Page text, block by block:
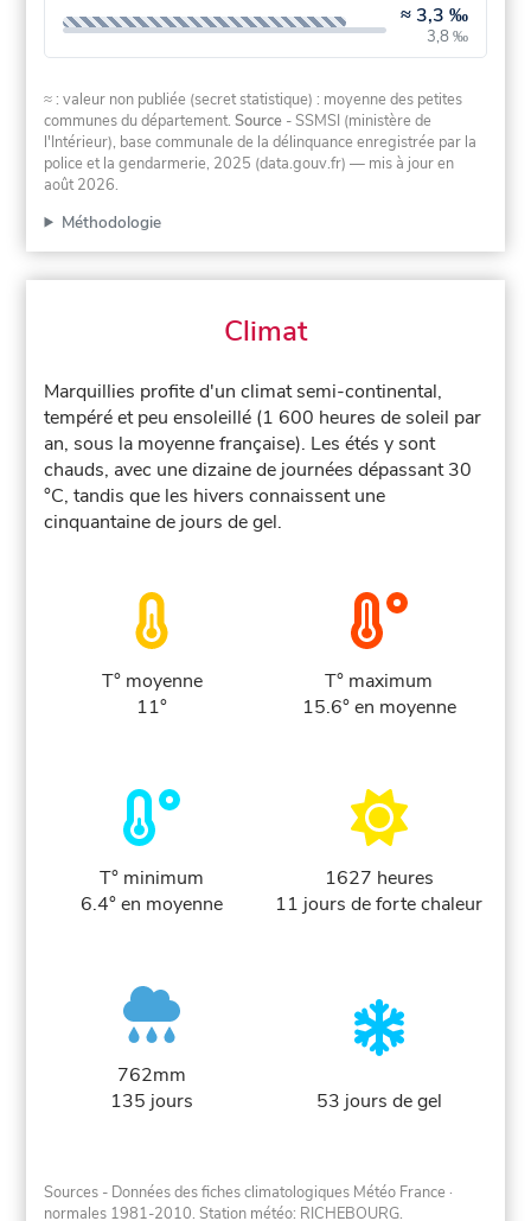
≈ 3,3 ‰
3,8 ‰
≈ : valeur non publiée (secret statistique) : moyenne des petites
communes du département.Source - SSMSI (ministère de
l'Intérieur), base communale de la délinquance enregistrée par la
police et la gendarmerie, 2025 (data.gouv.fr) — mis à jour en
août 2026.
Méthodologie
Climat
Marquillies profite d'un climat semi-continental,
tempéré et peu ensoleillé (1 600 heures de soleil par
an, sous la moyenne française). Les étés y sont
chauds, avec une dizaine de journées dépassant 30
°C, tandis que les hivers connaissent une
cinquantaine de jours de gel.
T° moyenne
11°
T° maximum
15.6° en moyenne
T° minimum
6.4° en moyenne
1627 heures
11 jours de forte chaleur
762mm
135 jours
53 jours de gel
Sources - Données des fiches climatologiques Météo France ·
normales 1981-2010. Station météo: RICHEBOURG.